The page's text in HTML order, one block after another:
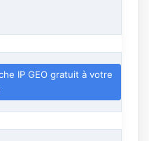
IP GEO gratuit à votre